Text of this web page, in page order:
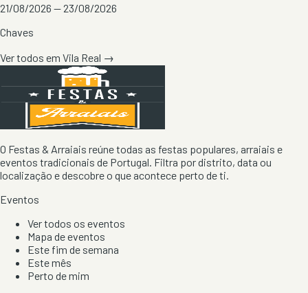
21/08/2026 — 23/08/2026
Chaves
Ver todos em Vila Real →
O Festas & Arraiais reúne todas as festas populares, arraiais e
eventos tradicionais de Portugal. Filtra por distrito, data ou
localização e descobre o que acontece perto de ti.
Eventos
Ver todos os eventos
Mapa de eventos
Este fim de semana
Este mês
Perto de mim